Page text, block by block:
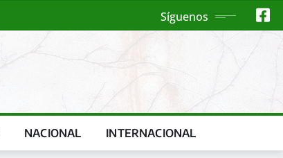
Síguenos
NACIONAL INTERNACIONAL